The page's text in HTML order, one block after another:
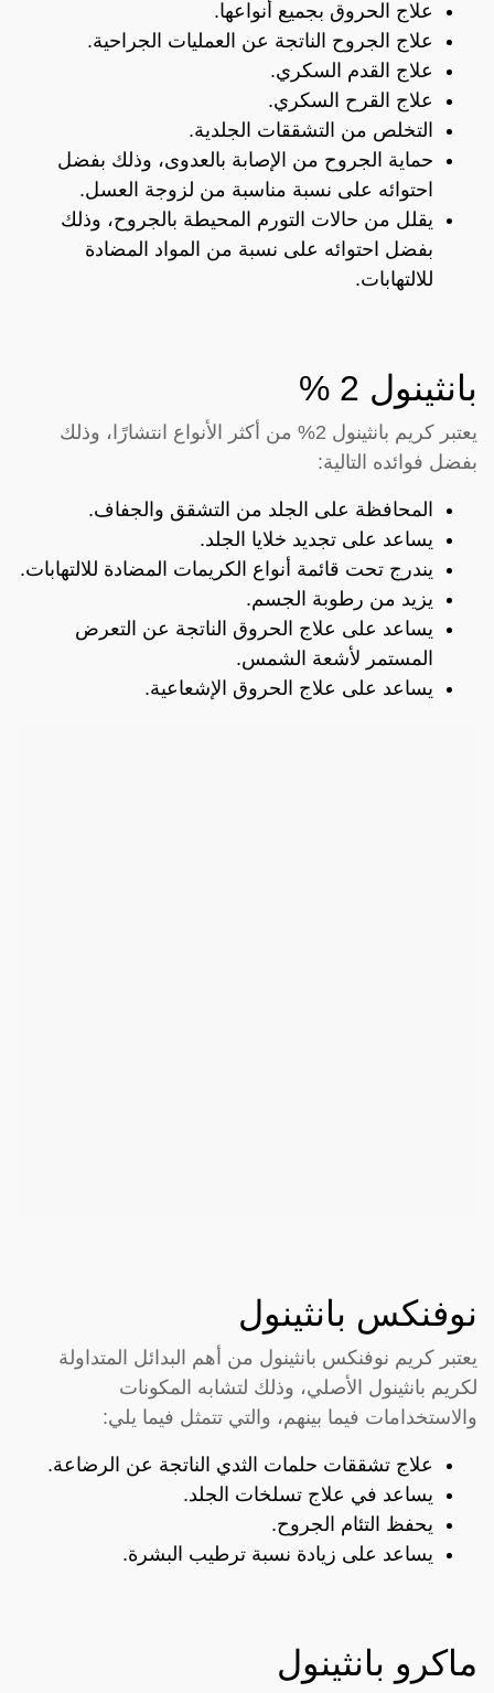
علاج الحروق بجميع أنواعها.
علاج الجروح الناتجة عن العمليات الجراحية.
علاج القدم السكري.
علاج القرح السكري.
التخلص من التشققات الجلدية.
حماية الجروح من الإصابة بالعدوى، وذلك بفضل
احتوائه على نسبة مناسبة من لزوجة العسل.
يقلل من حالات التورم المحيطة بالجروح، وذلك
بفضل احتوائه على نسبة من المواد المضادة
للالتهابات.
بانثينول 2 %
يعتبر كريم بانثينول 2% من أكثر الأنواع انتشارًا، وذلك
بفضل فوائده التالية:
المحافظة على الجلد من التشقق والجفاف.
يساعد على تجديد خلايا الجلد.
يندرج تحت قائمة أنواع الكريمات المضادة للالتهابات.
يزيد من رطوبة الجسم.
يساعد على علاج الحروق الناتجة عن التعرض
المستمر لأشعة الشمس.
يساعد على علاج الحروق الإشعاعية.
نوفنكس بانثينول
يعتبر كريم نوفنكس بانثينول من أهم البدائل المتداولة
لكريم بانثينول الأصلي، وذلك لتشابه المكونات
والاستخدامات فيما بينهم، والتي تتمثل فيما يلي:
علاج تشققات حلمات الثدي الناتجة عن الرضاعة.
يساعد في علاج تسلخات الجلد.
يحفظ التئام الجروح.
يساعد على زيادة نسبة ترطيب البشرة.
ماكرو بانثينول